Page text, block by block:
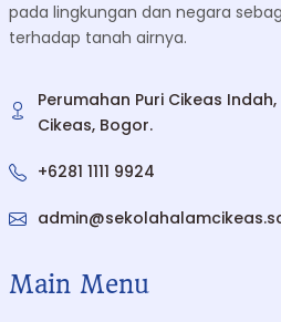
pada lingkungan dan negara
terhadap tanah airnya.
Perumahan Puri Cikeas
Cikeas, Bogor.
+6281 1111 9924
Main Menu